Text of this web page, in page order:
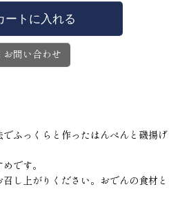
ートに入れる
お問い合わせ
ふっくらと作ったはんぺんと磯揚げ
です。
し上がりください。おでんの食材と